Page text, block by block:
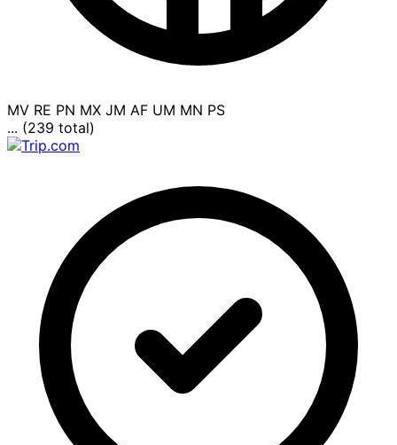
MV RE PN MX JM AF UM MN PS
... (239 total)